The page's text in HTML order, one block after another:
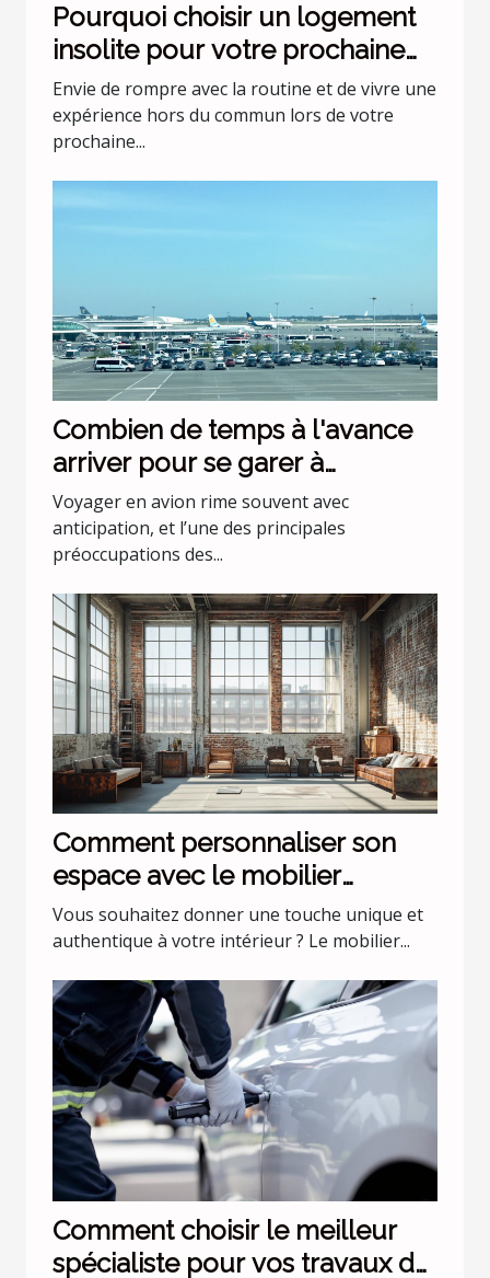
Pourquoi choisir un logement
insolite pour votre prochaine
escapade ?
Envie de rompre avec la routine et de vivre une
expérience hors du commun lors de votre
prochaine...
Combien de temps à l'avance
arriver pour se garer à
l'aéroport Lyon Saint Exupéry ?
Voyager en avion rime souvent avec
anticipation, et l’une des principales
préoccupations des...
Comment personnaliser son
espace avec le mobilier
industriel ?
Vous souhaitez donner une touche unique et
authentique à votre intérieur ? Le mobilier...
Comment choisir le meilleur
spécialiste pour vos travaux de